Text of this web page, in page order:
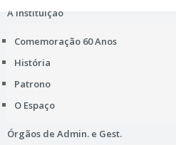
A Instituição
Comemoração 60 Anos
História
Patrono
O Espaço
Órgãos de Admin. e Gest.